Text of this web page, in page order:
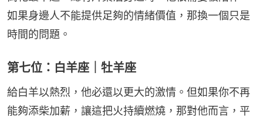
如果身邊人不能提供足夠的情緒價值，那換一個只是
時間的問題。
第七位：白羊座｜牡羊座
給白羊以熱烈，他必還以更大的激情。但如果你不再
能夠添柴加薪，讓這把火持續燃燒，那對他而言，平